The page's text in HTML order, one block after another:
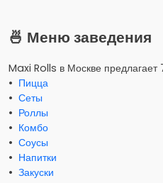
🍜 Меню заведения
Maxi Rolls в Москве предлагает
• Пицца
• Сеты
• Роллы
• Комбо
• Соусы
• Напитки
• Закуски